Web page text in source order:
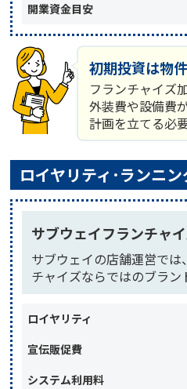
開業資金目安
初期投資は物
フランチャイズ
外装費や設備費
計画を立てる必
ロイヤリティ･ランニ
サブウェイフランチャ
サブウェイの店舗運営で
チャイズならではのブラン
ロイヤリティ
宣伝販促費
システム利用料